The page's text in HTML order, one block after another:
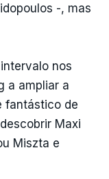
-, mas
nos
a ampliar a
fantástico de
Maxi
Miszta e